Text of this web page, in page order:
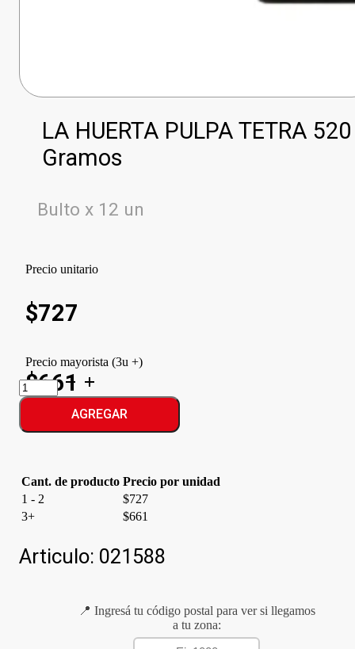
LA HUERTA PULPA TETRA 520
Gramos
Bulto x 12 un
Precio unitario
$727
Precio mayorista (3u +)
$661
LA
HUERTA
PULPA
cantidad
AGREGAR
Cant. de producto Precio por unidad
1 - 2
$727
3+
$661
Articulo: 021588
📍 Ingresá tu código postal para ver si llegamos
a tu zona: